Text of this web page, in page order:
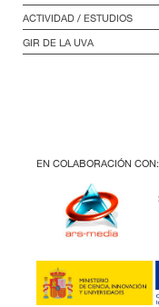
ACTIVIDAD / ESTUDIOS
GIR DE LA UVA
EN COLABORACIÓN CON: